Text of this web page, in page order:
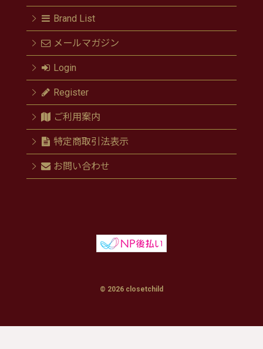
Brand List
メールマガジン
Login
Register
ご利用案内
特定商取引法表示
お問い合わせ
© 2026 closetchild